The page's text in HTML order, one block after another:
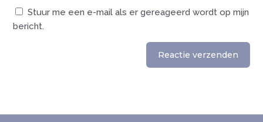
Stuur me een e-mail als er gereageerd wordt op mijn
bericht.
Reactie verzenden